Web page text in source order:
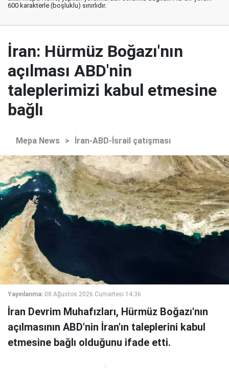
600 karakterle (boşluklu) sınırlıdır.
İran: Hürmüz Boğazı'nın
açılması ABD'nin
taleplerimizi kabul etmesine
bağlı
Mepa News > İran-ABD-İsrail çatışması
Yayınlanma: 08 Ağustos 2026 Cumartesi 14:36
İran Devrim Muhafızları, Hürmüz Boğazı'nın
açılmasının ABD'nin İran'ın taleplerini kabul
etmesine bağlı olduğunu ifade etti.